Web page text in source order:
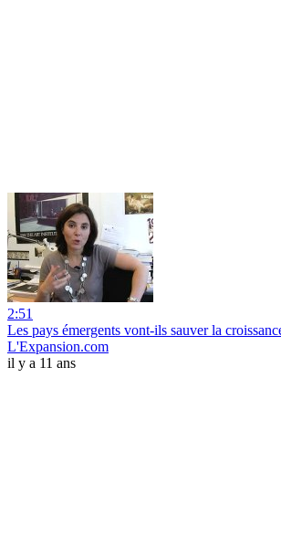
2:51
Les pays émergents vont-ils sauver la
L'Expansion.com
il y a 11 ans